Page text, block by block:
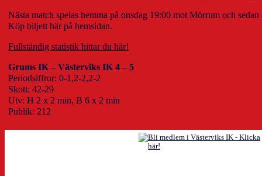
Nästa match spelas hemma på onsdag 19:00 mot Mörrum och
Köp biljett här på hemsidan.
Fullständig statistik hittar du här!
Grums IK – Västerviks IK 4 – 5
Periodsiffror: 0-1,2-2,2-2
Skott: 42-29
Utv: H 2 x 2 min, B 6 x 2 min
Publik: 212